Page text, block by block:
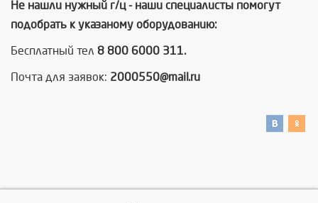
Не нашли нужный г/ц - наши специалисты помогут
подобрать к указаному оборудованию:
Бесплатный тел 8 800 6000 311.
Почта для заявок: 2000550@mail.ru